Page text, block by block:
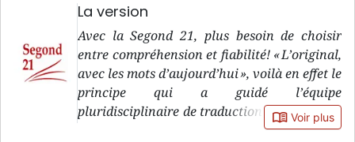
La version
Avec la Segond 21, plus besoin de choisir
entre compréhension et fiabilité! « L’original,
avec les mots d’aujourd’hui », voilà en effet le
principe qui a guidé l’équipe
pluridisciplinaire de traduction de la version
Segond 21, pendant sa douzaine d’années de
book_open Voir plus